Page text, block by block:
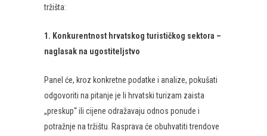
tržišta:
1. Konkurentnost hrvatskog turističkog sektora –
naglasak na ugostiteljstvo
Panel će, kroz konkretne podatke i analize, pokušati
odgovoriti na pitanje je li hrvatski turizam zaista
„preskup“ ili cijene odražavaju odnos ponude i
potražnje na tržištu. Rasprava će obuhvatiti trendove